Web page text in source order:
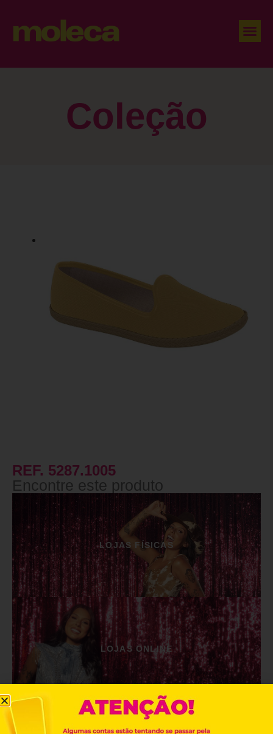
Coleção
REF. 5287.1005
Encontre este produto
LOJAS FÍSICAS
LOJAS ONLINE